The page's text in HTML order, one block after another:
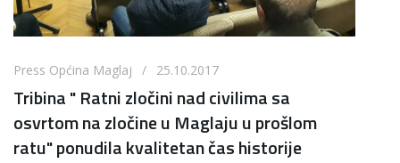
Press Općina Maglaj / 25.10.2017
Tribina " Ratni zločini nad civilima sa
osvrtom na zločine u Maglaju u prošlom
ratu" ponudila kvalitetan čas historije